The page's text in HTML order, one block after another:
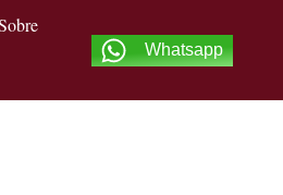
Whatsapp